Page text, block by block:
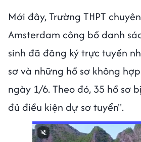
Mới đây, Trường THPT
Amsterdam công bố danh
sinh đã đăng ký trực tuyến
sơ và những hồ sơ không
ngày 1/6. Theo đó, 35 hồ sơ
đủ điều kiện dự sơ tuyển".